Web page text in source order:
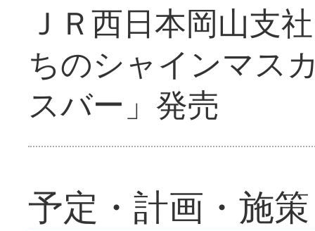
ＪＲ西日本岡山支
ちのシャインマス
スバー」発売
予定・計画・施策